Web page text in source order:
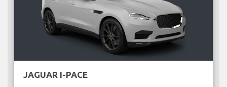
JAGUAR I-PACE